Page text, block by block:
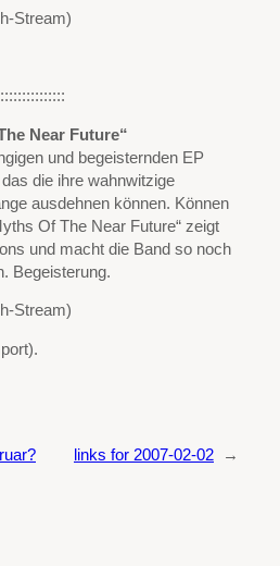
Stream)
Near Future“
und begeisternden EP
die ihre wahnwitzige
ausdehnen können. Können
Of The Near Future“ zeigt
und macht die Band so noch
Begeisterung.
Stream)
links for 2007-02-02 →